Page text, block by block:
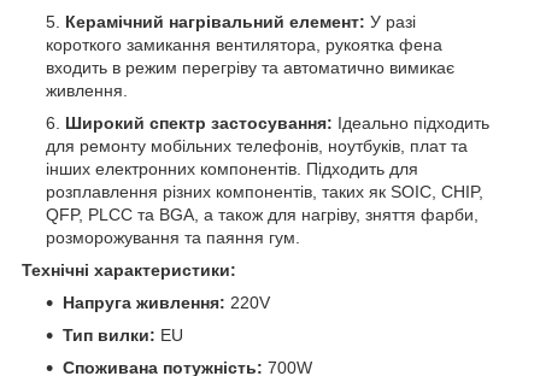
Керамічний нагрівальний елемент: У разі
короткого замикання вентилятора, рукоятка фена
входить в режим перегріву та автоматично вимикає
живлення.
Широкий спектр застосування: Ідеально підходить
для ремонту мобільних телефонів, ноутбуків, плат та
інших електронних компонентів. Підходить для
розплавлення різних компонентів, таких як SOIC, CHIP,
QFP, PLCC та BGA, а також для нагріву, зняття фарби,
розморожування та паяння гум.
Технічні характеристики:
Напруга живлення: 220V
Тип вилки: EU
Споживана потужність: 700W